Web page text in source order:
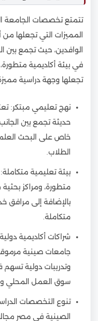
تتمتع تخصصات الجامعة
المميزات التي تجعلها
الوافدين، حيث تجمع بين
في بيئة أكاديمية متطورة،
تجعلها وجهة دراسية
نهج تعليمي مبتكر:
حديثة تجمع بين
خاص على البحث
الطلاب.
بيئة تعليمية
متطورة، ومراكز
بالإضافة إلى مرافق
متكاملة.
شراكات أكاديمية
جامعات صينية
وتدريبات دولية
سوق العمل المحلي
تنوع التخصصات
الصينية في مصر